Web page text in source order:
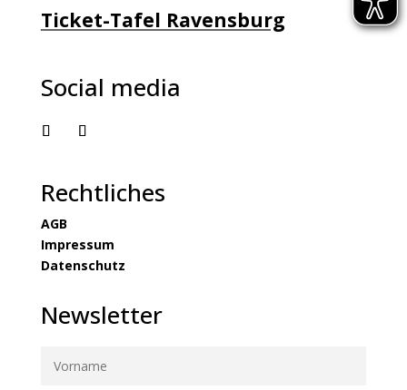
Ticket-Tafel Ravensburg
Social media
Rechtliches
AGB
Impressum
Datenschutz
Newsletter